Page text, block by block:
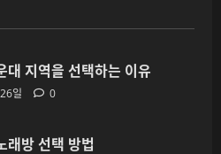
대 지역을 선택하는 이유
일 0
래방 선택 방법